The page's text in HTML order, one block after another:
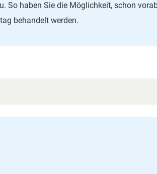
So haben Sie die Möglichkeit, schon
behandelt werden.